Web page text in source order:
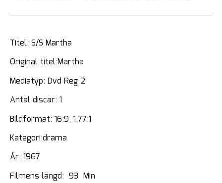
Titel: S/S Martha
Original titel:Martha
Mediatyp: Dvd Reg 2
Antal discar: 1
Bildformat: 16:9, 1.77:1
Kategori:drama
År: 1967
Filmens längd: 93 Min